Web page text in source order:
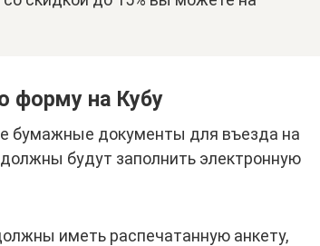
форму на Кубу
бумажные документы для въезда на
будут заполнить электронную
иметь распечатанную анкету,